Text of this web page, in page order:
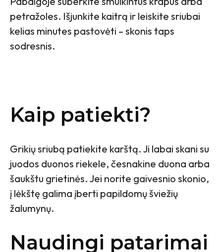
petražoles. Išjunkite kaitrą ir leiskite sriubai
kelias minutes pastovėti – skonis taps
sodresnis.
Kaip patiekti?
Grikių sriubą patiekite karštą. Ji labai skani su
juodos duonos riekele, česnakine duona arba
šaukštu grietinės. Jei norite gaivesnio skonio,
į lėkštę galima įberti papildomų šviežių
žalumynų.
Naudingi patarimai